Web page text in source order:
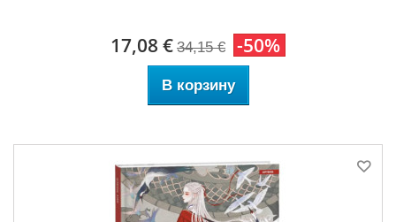
17,08 € 34,15 € -50%
В корзину